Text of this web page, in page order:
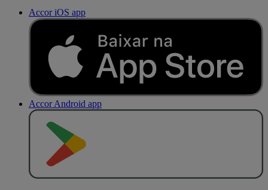
Accor iOS app
Accor Android app